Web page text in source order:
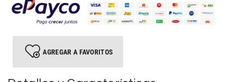
AGREGAR A FAVORITOS